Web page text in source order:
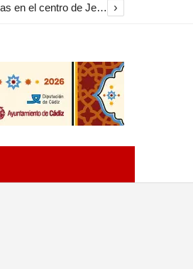
El Ayuntamiento inicia la restauración de las marquesinas de Plaza Esteve para volver a instalarlas en el centro de Jerez ›